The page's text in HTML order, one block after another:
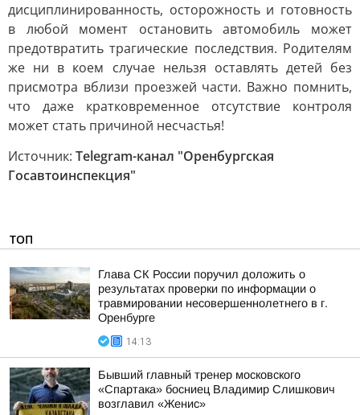
дисциплинированность, осторожность и готовность
в любой момент остановить автомобиль может
предотвратить трагические последствия. Родителям
же ни в коем случае нельзя оставлять детей без
присмотра вблизи проезжей части. Важно помнить,
что даже кратковременное отсутствие контроля
может стать причиной несчастья!
Источник: Telegram-канал "Оренбургская
Госавтоинспекция"
ТОП
Глава СК России поручил доложить о
результатах проверки по информации о
травмировании несовершеннолетнего в г.
Оренбурге
14:13
Бывший главный тренер московского
«Спартака» босниец Владимир Слишкович
возглавил «Женис»